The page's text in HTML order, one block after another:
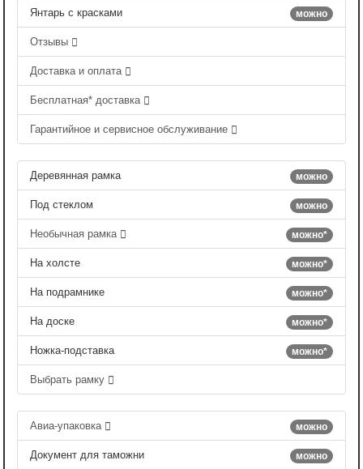
можно
Янтарь с красками
Отзывы
Доставка и оплата
Бесплатная* доставка
Гарантийное и сервисное обслуживание
можно
Деревянная рамка
можно
Под стеклом
можно*
Необычная рамка
можно*
На холсте
можно*
На подрамнике
можно*
На доске
можно*
Ножка-подставка
Выбрать рамку
можно
Авиа-упаковка
можно
Документ для таможни